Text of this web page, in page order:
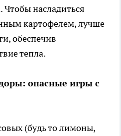
насладиться
картофелем, лучше
обеспечив
тепла.
опасные игры с
(будь то лимоны,